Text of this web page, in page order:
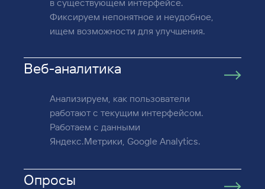
в существующем интерфейсе.
Фиксируем непонятное и неудобное,
ищем возможности для улучшения.
Веб-аналитика
Анализируем, как пользователи
работают с текущим интерфейсом.
Работаем с данными
Яндекс.Метрики, Google Analytics.
Опросы